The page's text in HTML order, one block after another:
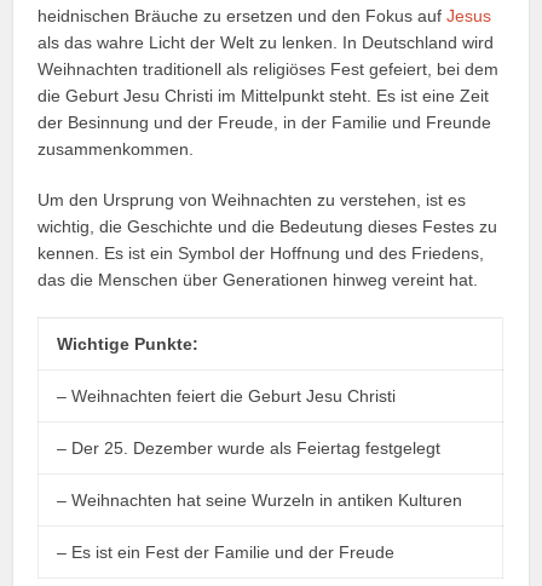
heidnischen Bräuche zu ersetzen und den Fokus aufJesus
als das wahre Licht der Welt zu lenken. In Deutschland wird
Weihnachten traditionell als religiöses Fest gefeiert, bei dem
die Geburt Jesu Christi im Mittelpunkt steht. Es ist eine Zeit
der Besinnung und der Freude, in der Familie und Freunde
zusammenkommen.
Um den Ursprung von Weihnachten zu verstehen, ist es
wichtig, die Geschichte und die Bedeutung dieses Festes zu
kennen. Es ist ein Symbol der Hoffnung und des Friedens,
das die Menschen über Generationen hinweg vereint hat.
Wichtige Punkte:
– Weihnachten feiert die Geburt Jesu Christi
– Der 25. Dezember wurde als Feiertag festgelegt
– Weihnachten hat seine Wurzeln in antiken Kulturen
– Es ist ein Fest der Familie und der Freude